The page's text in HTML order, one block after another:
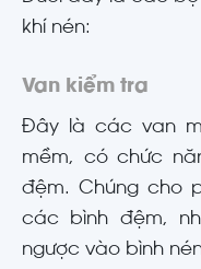
khí nén:
Van kiểm tra
Đây là các van
mềm, có chức
đệm. Chúng cho
các bình đệm,
ngược vào bình